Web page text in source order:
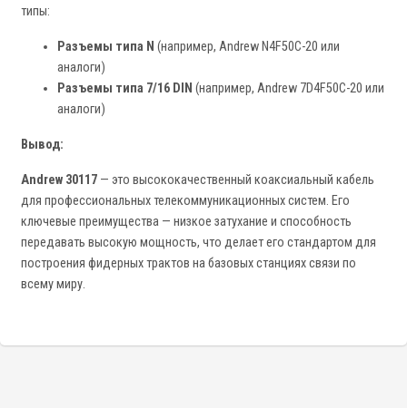
типы:
Разъемы типа N (например, Andrew N4F50C-20 или
аналоги)
Разъемы типа 7/16 DIN (например, Andrew 7D4F50C-20 или
аналоги)
Вывод:
Andrew 30117 — это высококачественный коаксиальный кабель
для профессиональных телекоммуникационных систем. Его
ключевые преимущества — низкое затухание и способность
передавать высокую мощность, что делает его стандартом для
построения фидерных трактов на базовых станциях связи по
всему миру.